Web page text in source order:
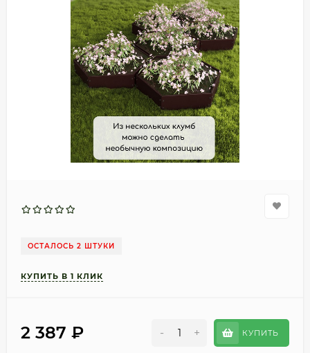
ОСТАЛОСЬ 2 ШТУКИ
2 387 ₽ - + КУПИТЬ